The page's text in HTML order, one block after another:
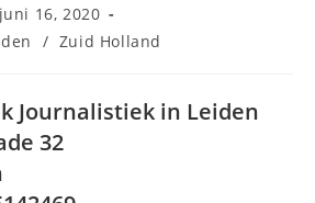
juni 16, 2020
/ Zuid Holland
Journalistiek in Leiden
32